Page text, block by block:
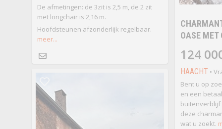
OASE MET
124
HAACHT •
Bent u op
en een
buitenverblijf
deze
wat u zoekt.
De afmetingen: de 3zit is 2,5 m, de 2 zit
met longchair is 2,16 m.
Hoofdsteunen afzonderlijk regelbaar.
meer...